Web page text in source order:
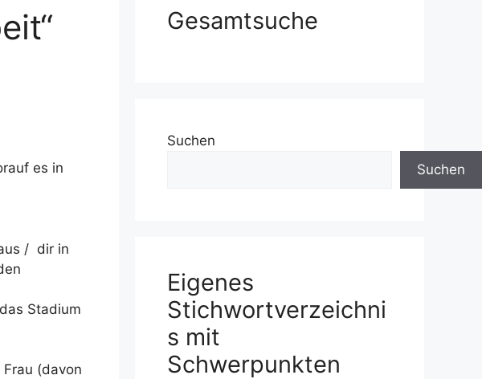
es in
/ dir in
Stadium
(davon
Gesamtsuche
Suchen
Suchen
Eigenes
Stichwortverzeichni
s mit
Schwerpunkten